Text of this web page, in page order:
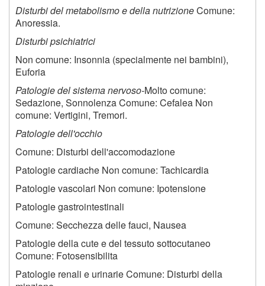
Disturbi del metabolismo e della nutrizioneComune:
Anoressia.
Disturbi psichiatrici
Non comune: Insonnia (specialmente nei bambini),
Euforia
Patologie del sistema nervoso-Molto comune:
Sedazione, Sonnolenza Comune: Cefalea Non
comune: Vertigini, Tremori.
Patologie dell'occhio
Comune: Disturbi dell'accomodazione
Patologie cardiache Non comune: Tachicardia
Patologie vascolari Non comune: Ipotensione
Patologie gastrointestinali
Comune: Secchezza delle fauci, Nausea
Patologie della cute e del tessuto sottocutaneo
Comune: Fotosensibilita
Patologie renali e urinarie Comune: Disturbi della